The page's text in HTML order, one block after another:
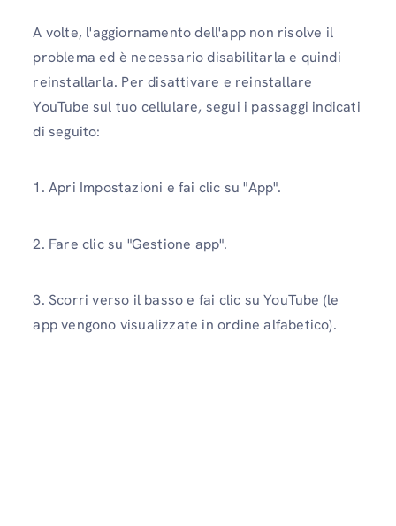
A volte, l'aggiornamento dell'app non risolve il
problema ed è necessario disabilitarla e quindi
reinstallarla. Per disattivare e reinstallare
YouTube sul tuo cellulare, segui i passaggi indicati
di seguito:
1. Apri Impostazioni e fai clic su "App".
2. Fare clic su "Gestione app".
3. Scorri verso il basso e fai clic su YouTube (le
app vengono visualizzate in ordine alfabetico).